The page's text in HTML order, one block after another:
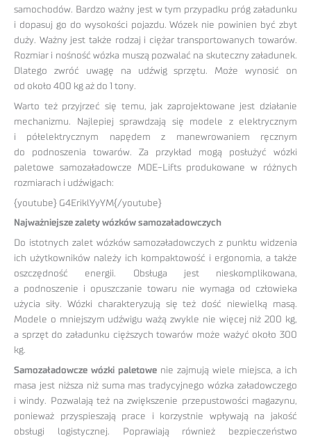
samochodów. Bardzo ważny jest w tym przypadku próg załadunku
i dopasuj go do wysokości pojazdu. Wózek nie powinien być zbyt
duży. Ważny jest także rodzaj i ciężar transportowanych towarów.
Rozmiar i nośność wózka muszą pozwalać na skuteczny załadunek.
Dlatego zwróć uwagę na udźwig sprzętu. Może wynosić on
od około 400 kg aż do 1 tony.
Warto też przyjrzeć się temu, jak zaprojektowane jest działanie
mechanizmu. Najlepiej sprawdzają się modele z elektrycznym
i półelektrycznym napędem z manewrowaniem ręcznym
do podnoszenia towarów. Za przykład mogą posłużyć wózki
paletowe samozaładowcze MDE-Lifts produkowane w różnych
rozmiarach i udźwigach:
{youtube} G4EriklYyYM{/youtube}
Najważniejsze zalety wózków samozaładowczych
Do istotnych zalet wózków samozaładowczych z punktu widzenia
ich użytkowników należy ich kompaktowość i ergonomia, a także
oszczędność energii. Obsługa jest nieskomplikowana,
a podnoszenie i opuszczanie towaru nie wymaga od człowieka
użycia siły. Wózki charakteryzują się też dość niewielką masą.
Modele o mniejszym udźwigu ważą zwykle nie więcej niż 200 kg,
a sprzęt do załadunku cięższych towarów może ważyć około 300
kg.
Samozaładowcze wózki paletowe nie zajmują wiele miejsca, a ich
masa jest niższa niż suma mas tradycyjnego wózka załadowczego
i windy. Pozwalają też na zwiększenie przepustowości magazynu,
ponieważ przyspieszają prace i korzystnie wpływają na jakość
obsługi logistycznej. Poprawiają również bezpieczeństwo